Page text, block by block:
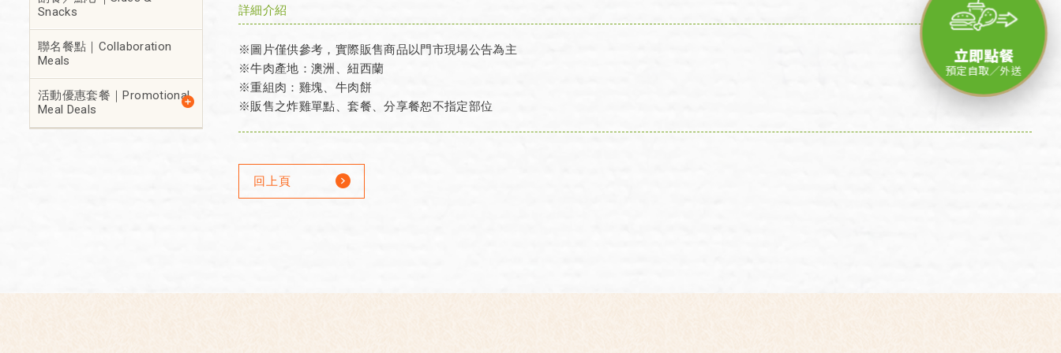
Snacks
聯名餐點｜Collaboration
Meals
活動優惠套餐｜Promotional
Meal Deals
詳細介紹
※圖片僅供參考，實際販售商品以門市現場公告為主
※牛肉產地：澳洲、紐西蘭
※重組肉：雞塊、牛肉餅
※販售之炸雞單點、套餐、分享餐恕不指定部位
回上頁
立即點餐
預定自取／外送